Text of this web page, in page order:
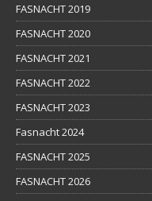
FASNACHT 2019
FASNACHT 2020
FASNACHT 2021
FASNACHT 2022
FASNACHT 2023
Fasnacht 2024
FASNACHT 2025
FASNACHT 2026